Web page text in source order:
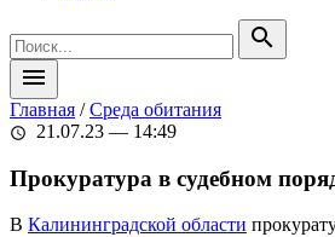
search
menu
Главная /Среда обитания
schedule 21.07.23 — 14:49
Прокуратура в судебном
В Калининградской области